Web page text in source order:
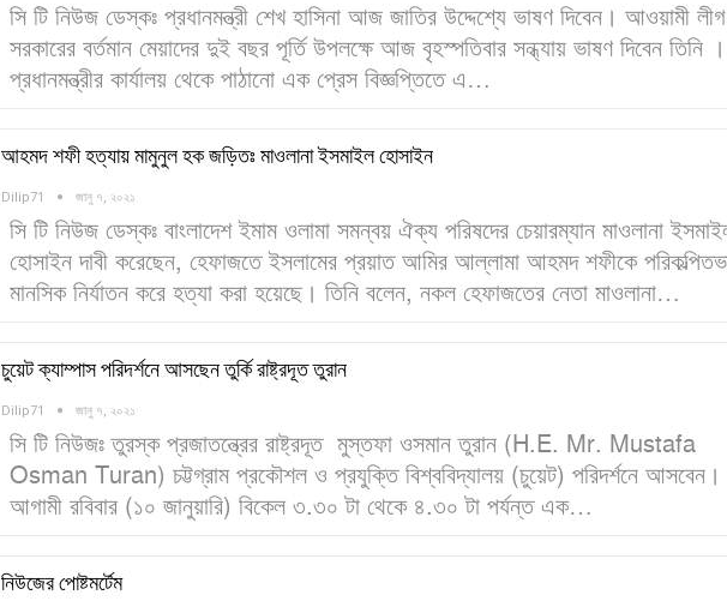
সি টি নিউজ ডেস্কঃ প্রধানমন্ত্রী শেখ হাসিনা আজ জাতির উদ্দেশ্যে ভাষণ দিবেন। আওয়ামী লীগ
সরকারের বর্তমান মেয়াদের দুই বছর পূর্তি উপলক্ষে আজ বৃহস্পতিবার সন্ধ্যায় ভাষণ দিবেন তিনি ।
প্রধানমন্ত্রীর কার্যালয় থেকে পাঠানো এক প্রেস বিজ্ঞপ্তিতে এ…
আহমদ শফী হত্যায় মামুনুল হক জড়িতঃ মাওলানা ইসমাইল হোসাইন
Dilip71 জানু ৭, ২০২১
সি টি নিউজ ডেস্কঃ বাংলাদেশ ইমাম ওলামা সমন্বয় ঐক্য পরিষদের চেয়ারম্যান মাওলানা
হোসাইন দাবী করেছেন, হেফাজতে ইসলামের প্রয়াত আমির আল্লামা আহমদ শফীকে
মানসিক নির্যাতন করে হত্যা করা হয়েছে। তিনি বলেন, নকল হেফাজতের নেতা মাওলানা…
চুয়েট ক্যাম্পাস পরিদর্শনে আসছেন তুর্কি রাষ্ট্রদূত তুরান
Dilip71 জানু ৭, ২০২১
সি টি নিউজঃ তুরস্ক প্রজাতন্ত্রের রাষ্ট্রদূত মুস্তফা ওসমান তুরান (H.E. Mr. Mustafa
Osman Turan) চট্টগ্রাম প্রকৌশল ও প্রযুক্তি বিশ্ববিদ্যালয় (চুয়েট) পরিদর্শনে আসবেন।
আগামী রবিবার (১০ জানুয়ারি) বিকেল ৩.৩০ টা থেকে ৪.৩০ টা পর্যন্ত এক…
নিউজের পোষ্টমর্টেম